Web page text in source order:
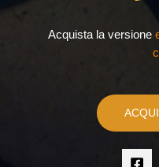
Acquista la versione